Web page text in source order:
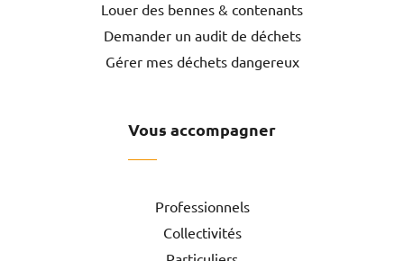
Louer des bennes & contenants
Demander un audit de déchets
Gérer mes déchets dangereux
Vous accompagner
Professionnels
Collectivités